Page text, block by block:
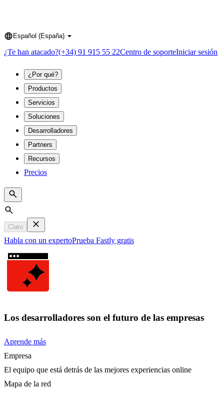
Language
Español (España)
¿Te han atacado?(+34) 91 915 55 22Centro de soporteIniciar sesión
¿Por qué?
Productos
Servicios
Soluciones
Desarrolladores
Partners
Recursos
Precios
Search
Claro
Habla con un expertoPrueba Fastly gratis
Los desarrolladores son el futuro de las empresas
Aprende más
Empresa
El equipo que está detrás de las mejores experiencias online
Mapa de la red